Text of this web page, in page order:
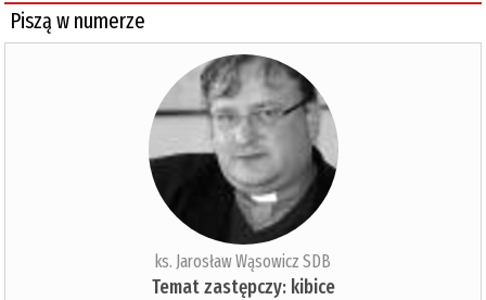
Piszą w numerze
ks. Jarosław Wąsowicz SDB
Temat zastępczy: kibice